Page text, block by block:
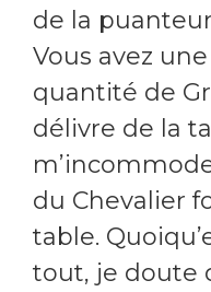
de la
Vous avez
quantité de
délivre de la
du Chevalier
table.
tout, je doute